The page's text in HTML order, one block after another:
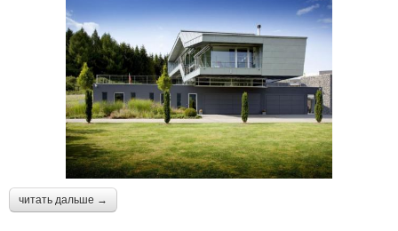
читать дальше →